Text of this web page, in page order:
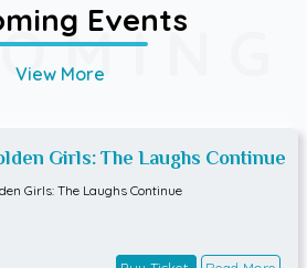
Events
View More
Girls: The Laughs Continue
Girls: The Laughs Continue